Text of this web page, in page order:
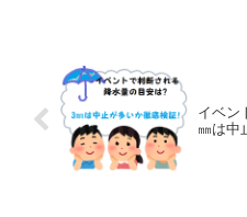
イベン
㎜は中